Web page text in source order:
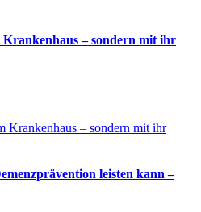
Krankenhaus – sondern mit ihr
leisten kann –